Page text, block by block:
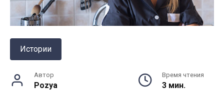
Истории
Автор
Pozya
Время чтения
3 мин.